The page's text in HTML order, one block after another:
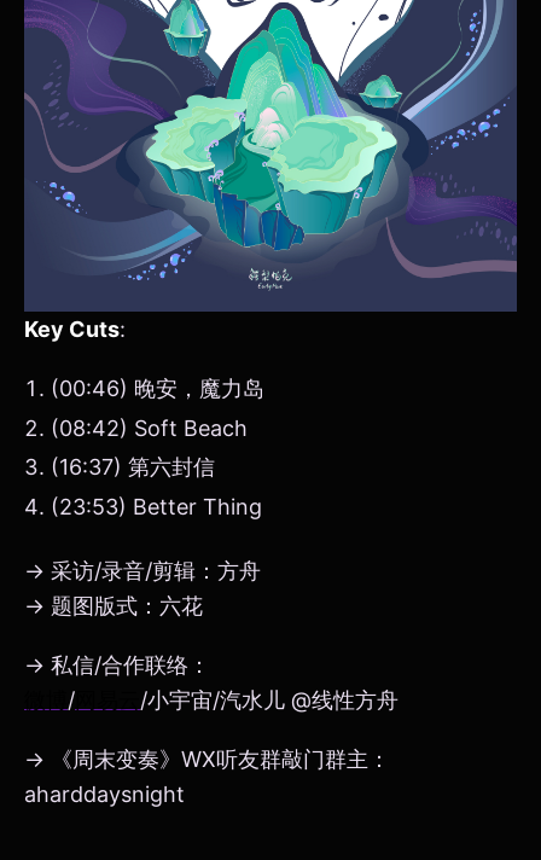
Key Cuts:
(00:46) 晚安，魔力岛
(08:42) Soft Beach
(16:37) 第六封信
(23:53) Better Thing
→ 采访/录音/剪辑：方舟
→ 题图版式：六花
→ 私信/合作联络：
/ /小宇宙/汽水儿 @线性方舟
→ 《周末变奏》WX听友群敲门群主：
aharddaysnight